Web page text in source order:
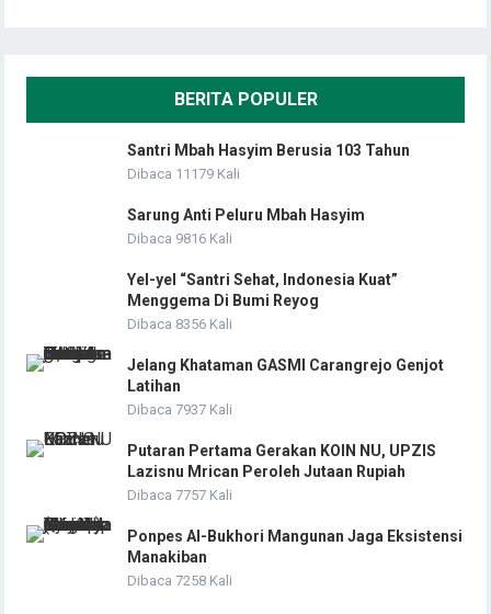
BERITA POPULER
Santri Mbah Hasyim Berusia 103 Tahun
Dibaca 11179 Kali
Sarung Anti Peluru Mbah Hasyim
Dibaca 9816 Kali
Yel-yel “Santri Sehat, Indonesia Kuat”
Menggema Di Bumi Reyog
Dibaca 8356 Kali
Jelang Khataman GASMI Carangrejo Genjot
Latihan
Dibaca 7937 Kali
Putaran Pertama Gerakan KOIN NU, UPZIS
Lazisnu Mrican Peroleh Jutaan Rupiah
Dibaca 7757 Kali
Ponpes Al-Bukhori Mangunan Jaga Eksistensi
Manakiban
Dibaca 7258 Kali